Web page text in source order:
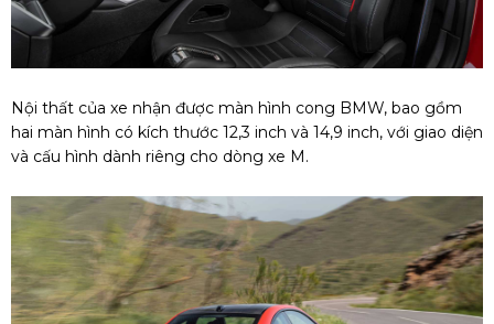
Nội thất của xe nhận được màn hình cong BMW, bao gồm
hai màn hình có kích thước 12,3 inch và 14,9 inch, với giao diện
và cấu hình dành riêng cho dòng xe M.